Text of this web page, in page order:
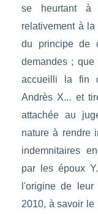
se heurtant à
relativement à
du principe de
demandes ;
accueilli la fin
Andrès X... et
attachée au
nature à rendre
indemnitaires
par les époux
l'origine de leur
2010, à savoir le